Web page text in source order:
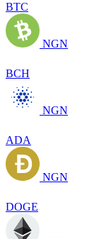
BTC
NGN
BCH
NGN
ADA
NGN
DOGE